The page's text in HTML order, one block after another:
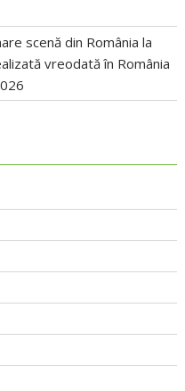
scenă din România la
vreodată în România